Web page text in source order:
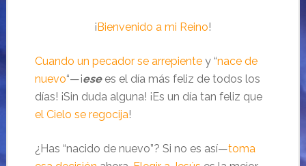
¡Bienvenido a mi Reino!
Cuando un pecador se arrepientey “nace de
nuevo“—¡esees el día más feliz de todos los
días! ¡Sin duda alguna! ¡Es un día tan feliz que
el Cielo se regocija!
¿Has “nacido de nuevo”? Si no es así—toma